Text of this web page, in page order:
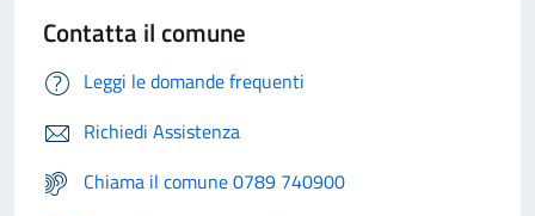
Contatta il comune
Leggi le domande frequenti
Richiedi Assistenza
Chiama il comune 0789 740900